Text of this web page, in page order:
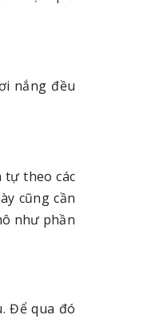
nắng đều
tự theo các
cũng cần
như phần
Để qua đó